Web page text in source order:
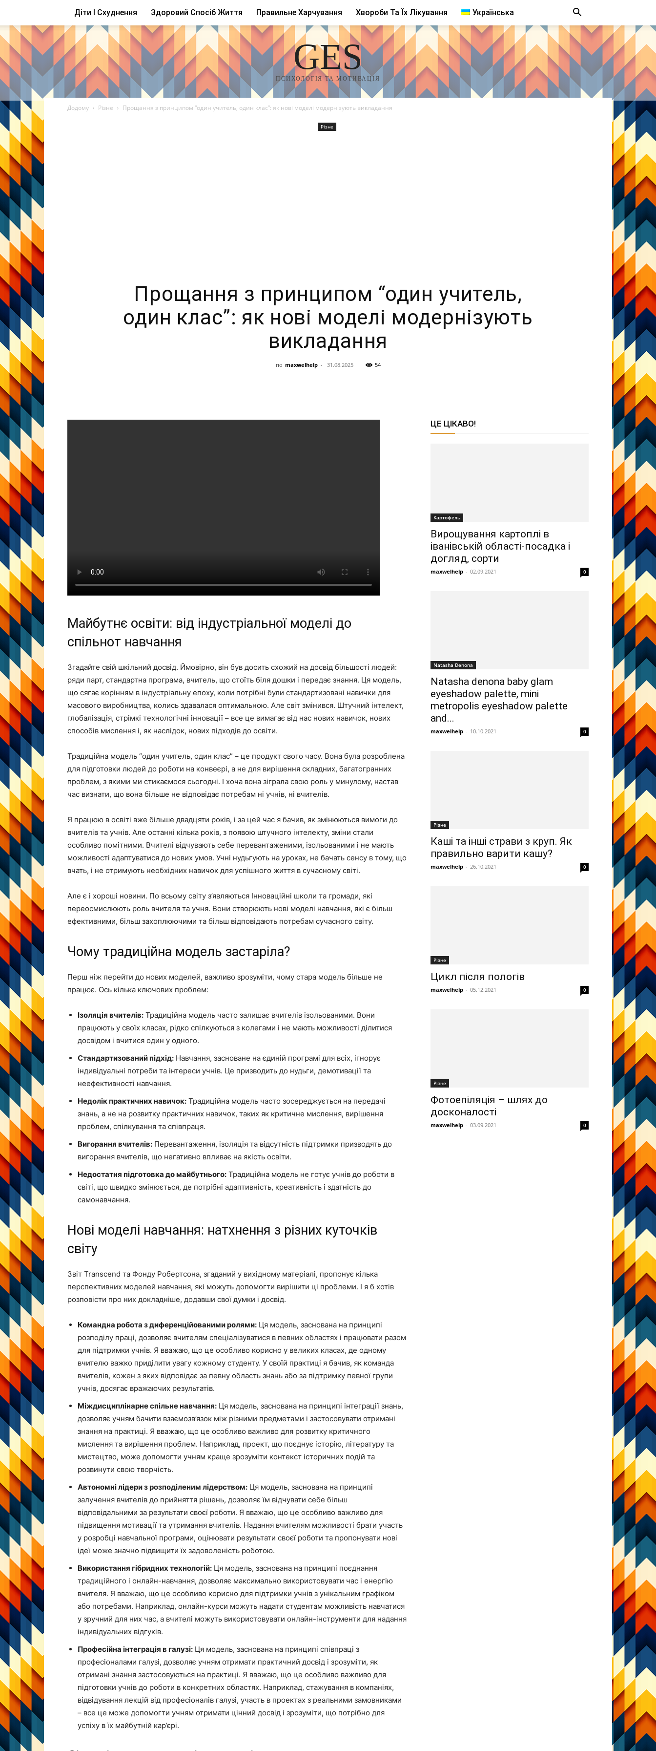
Діти І Схуднення Здоровий Спосіб Життя Правильне Харчування Хвороби Та Їх Лікування Українська
GES
ПСИХОЛОГІЯ ТА МОТИВАЦІЯ
Додому Різне Прощання з принципом “один учитель, один клас”: як нові моделі модернізують викладання
Різне
Прощання з принципом “один учитель,
один клас”: як нові моделі модернізують
викладання
по maxwelhelp - 31.08.2025 54
Майбутнє освіти: від індустріальної моделі до
спільнот навчання
Згадайте свій шкільний досвід. Ймовірно, він був досить схожий на досвід більшості людей:
ряди парт, стандартна програма, вчитель, що стоїть біля дошки і передає знання. Ця модель,
що сягає корінням в індустріальну епоху, коли потрібні були стандартизовані навички для
масового виробництва, колись здавалася оптимальною. Але світ змінився. Штучний інтелект,
глобалізація, стрімкі технологічні інновації – все це вимагає від нас нових навичок, нових
способів мислення і, як наслідок, нових підходів до освіти.
Традиційна модель “один учитель, один клас” – це продукт свого часу. Вона була розроблена
для підготовки людей до роботи на конвеєрі, а не для вирішення складних, багатогранних
проблем, з якими ми стикаємося сьогодні. І хоча вона зіграла свою роль у минулому, настав
час визнати, що вона більше не відповідає потребам ні учнів, ні вчителів.
Я працюю в освіті вже більше двадцяти років, і за цей час я бачив, як змінюються вимоги до
вчителів та учнів. Але останні кілька років, з появою штучного інтелекту, зміни стали
особливо помітними. Вчителі відчувають себе перевантаженими, ізольованими і не мають
можливості адаптуватися до нових умов. Учні нудьгують на уроках, не бачать сенсу в тому, що
вчать, і не отримують необхідних навичок для успішного життя в сучасному світі.
Але є і хороші новини. По всьому світу з’являються Інноваційні школи та громади, які
переосмислюють роль вчителя та учня. Вони створюють нові моделі навчання, які є більш
ефективними, більш захоплюючими та більш відповідають потребам сучасного світу.
Чому традиційна модель застаріла?
Перш ніж перейти до нових моделей, важливо зрозуміти, чому стара модель більше не
працює. Ось кілька ключових проблем:
Ізоляція вчителів: Традиційна модель часто залишає вчителів ізольованими. Вони
працюють у своїх класах, рідко спілкуються з колегами і не мають можливості ділитися
досвідом і вчитися один у одного.
Стандартизований підхід: Навчання, засноване на єдиній програмі для всіх, ігнорує
індивідуальні потреби та інтереси учнів. Це призводить до нудьги, демотивації та
неефективності навчання.
Недолік практичних навичок: Традиційна модель часто зосереджується на передачі
знань, а не на розвитку практичних навичок, таких як критичне мислення, вирішення
проблем, спілкування та співпраця.
Вигорання вчителів: Перевантаження, ізоляція та відсутність підтримки призводять до
вигорання вчителів, що негативно впливає на якість освіти.
Недостатня підготовка до майбутнього: Традиційна модель не готує учнів до роботи в
світі, що швидко змінюється, де потрібні адаптивність, креативність і здатність до
самонавчання.
Нові моделі навчання: натхнення з різних куточків
світу
Звіт Transcend та Фонду Робертсона, згаданий у вихідному матеріалі, пропонує кілька
перспективних моделей навчання, які можуть допомогти вирішити ці проблеми. І я б хотів
розповісти про них докладніше, додавши свої думки і досвід.
Командна робота з диференційованими ролями: Ця модель, заснована на принципі
розподілу праці, дозволяє вчителям спеціалізуватися в певних областях і працювати разом
для підтримки учнів. Я вважаю, що це особливо корисно у великих класах, де одному
вчителю важко приділити увагу кожному студенту. У своїй практиці я бачив, як команда
вчителів, кожен з яких відповідає за певну область знань або за підтримку певної групи
учнів, досягає вражаючих результатів.
Міждисциплінарне спільне навчання: Ця модель, заснована на принципі інтеграції знань,
дозволяє учням бачити взаємозв’язок між різними предметами і застосовувати отримані
знання на практиці. Я вважаю, що це особливо важливо для розвитку критичного
мислення та вирішення проблем. Наприклад, проект, що поєднує історію, літературу та
мистецтво, може допомогти учням краще зрозуміти контекст історичних подій та
розвинути свою творчість.
Автономні лідери з розподіленим лідерством: Ця модель, заснована на принципі
залучення вчителів до прийняття рішень, дозволяє їм відчувати себе більш
відповідальними за результати своєї роботи. Я вважаю, що це особливо важливо для
підвищення мотивації та утримання вчителів. Надання вчителям можливості брати участь
у розробці навчальної програми, оцінювати результати своєї роботи та пропонувати нові
ідеї може значно підвищити їх задоволеність роботою.
Використання гібридних технологій: Ця модель, заснована на принципі поєднання
традиційного і онлайн-навчання, дозволяє максимально використовувати час і енергію
вчителя. Я вважаю, що це особливо корисно для підтримки учнів з унікальним графіком
або потребами. Наприклад, онлайн-курси можуть надати студентам можливість навчатися
у зручний для них час, а вчителі можуть використовувати онлайн-інструменти для надання
індивідуальних відгуків.
Професійна інтеграція в галузі: Ця модель, заснована на принципі співпраці з
професіоналами галузі, дозволяє учням отримати практичний досвід і зрозуміти, як
отримані знання застосовуються на практиці. Я вважаю, що це особливо важливо для
підготовки учнів до роботи в конкретних областях. Наприклад, стажування в компаніях,
відвідування лекцій від професіоналів галузі, участь в проектах з реальними замовниками
– все це може допомогти учням отримати цінний досвід і зрозуміти, що потрібно для
успіху в їх майбутній кар’єрі.
ЦЕ ЦІКАВО!
Картофель
Вирощування картоплі в
іванівській області-посадка і
догляд, сорти
maxwelhelp - 02.09.2021 0
Natasha Denona
Natasha denona baby glam
eyeshadow palette, mini
metropolis eyeshadow palette
and...
maxwelhelp - 10.10.2021 0
Різне
Каші та інші страви з круп. Як
правильно варити кашу?
maxwelhelp - 26.10.2021 0
Різне
Цикл після пологів
maxwelhelp - 05.12.2021 0
Різне
Фотоепіляція – шлях до
досконалості
maxwelhelp - 03.09.2021 0